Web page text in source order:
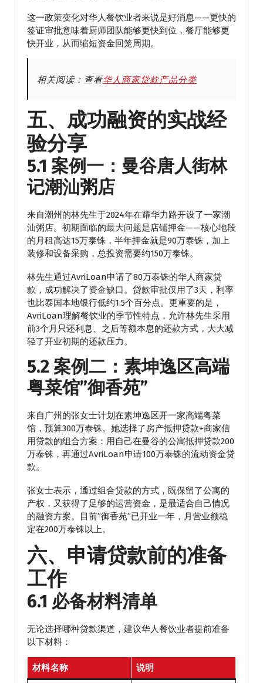
这一政策变化对华人餐饮业者来说是好消息——更快的
签证审批意味着厨师团队能够更快到位，餐厅能够更
快开业，从而缩短资金回笼周期。
相关阅读：查看华人商家贷款产品分类
五、成功融资的实战经
验分享
5.1 案例一：曼谷唐人街林
记潮汕粥店
来自潮州的林先生于2024年在耀华力路开设了一家潮
汕粥店。初期面临的最大问题是店铺押金——核心地段
的月租高达15万泰铢，半年押金就是90万泰铢，加上
装修和设备采购，总投资需要约150万泰铢。
林先生通过AvriLoan申请了80万泰铢的华人商家贷
款，成功解决了资金缺口。贷款审批仅用了3天，利率
也比泰国本地银行低约1.5个百分点。更重要的是，
AvriLoan理解餐饮业的季节性特点，允许林先生采用
前3个月只还利息、之后等额本息的还款方式，大大减
轻了开业初期的还款压力。
5.2 案例二：素坤逸区高端
粤菜馆”御香苑”
来自广州的张女士计划在素坤逸区开一家高端粤菜
馆，预算300万泰铢。她选择了房产抵押贷款+商家信
用贷款的组合方案：用自己在曼谷的公寓抵押贷款200
万泰铢，再通过AvriLoan申请100万泰铢的流动资金贷
款。
张女士表示，通过组合贷款的方式，既保留了公寓的
产权，又获得了足够的运营资金，是最适合自己情况
的融资方案。目前”御香苑”已开业一年，月营业额稳
定在200万泰铢以上。
六、申请贷款前的准备
工作
6.1 必备材料清单
无论选择哪种贷款渠道，建议华人餐饮业者提前准备
以下材料：
材料名称 说明